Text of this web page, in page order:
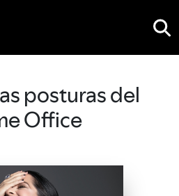
posturas del
Office